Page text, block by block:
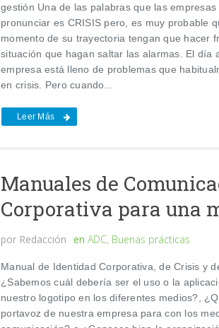
gestión Una de las palabras que las empresas
pronunciar es CRISIS pero, es muy probable
momento de su trayectoria tengan que hacer
situación que hagan saltar las alarmas. El día
empresa está lleno de problemas que
en crisis. Pero cuando...
Leer Más
Manuales de
Corporativa para una
por Redacción en ADC, Buenas prácticas
Manual de Identidad Corporativa, de Crisis y
¿Sabemos cuál debería ser el uso o la
nuestro logotipo en los diferentes medios?,
portavoz de nuestra empresa para con los